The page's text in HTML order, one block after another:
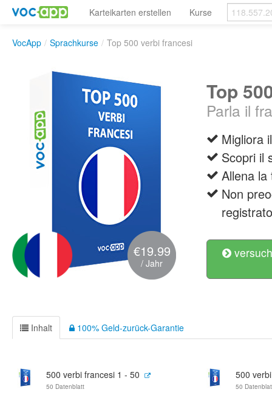
Karteikarten erstellen Kurse
VocApp / Sprachkurse / Top 500 verbi francesi
€19.99
/ Jahr
Top
Parla il
Migliora
Scopri il
Allena
Non
Inhalt 100% Geld-zurück-Garantie
500 verbi francesi 1 - 50
50 Datenblatt
500
50